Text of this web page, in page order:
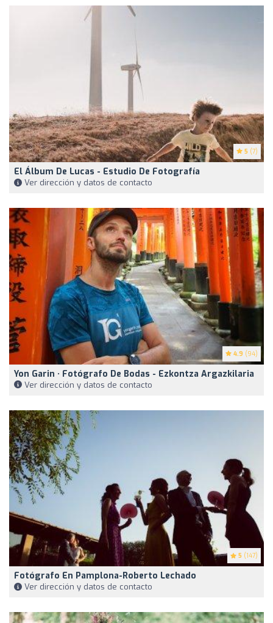
5 (7)
El Álbum De Lucas - Estudio De Fotografía
Ver dirección y datos de contacto
4.9 (94)
Yon Garin · Fotógrafo De Bodas - Ezkontza Argazkilaria
Ver dirección y datos de contacto
5 (147)
Fotógrafo En Pamplona-Roberto Lechado
Ver dirección y datos de contacto